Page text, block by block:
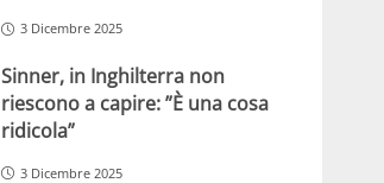
3 Dicembre 2025
Sinner, in Inghilterra non
riescono a capire: ”È una cosa
ridicola”
3 Dicembre 2025